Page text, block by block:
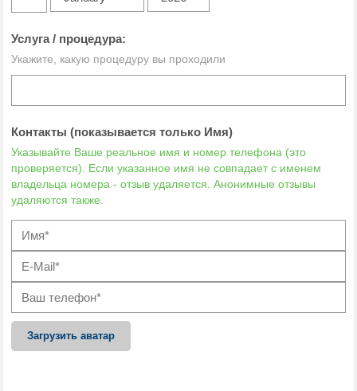
Услуга / процедура:
Укажите, какую процедуру вы проходили
Контакты (показывается только Имя)
Указывайте Ваше реальное имя и номер телефона (это
проверяется). Если указанное имя не совпадает с именем
владельца номера - отзыв удаляется. Анонимные отзывы
удаляются также.
Загрузить аватар